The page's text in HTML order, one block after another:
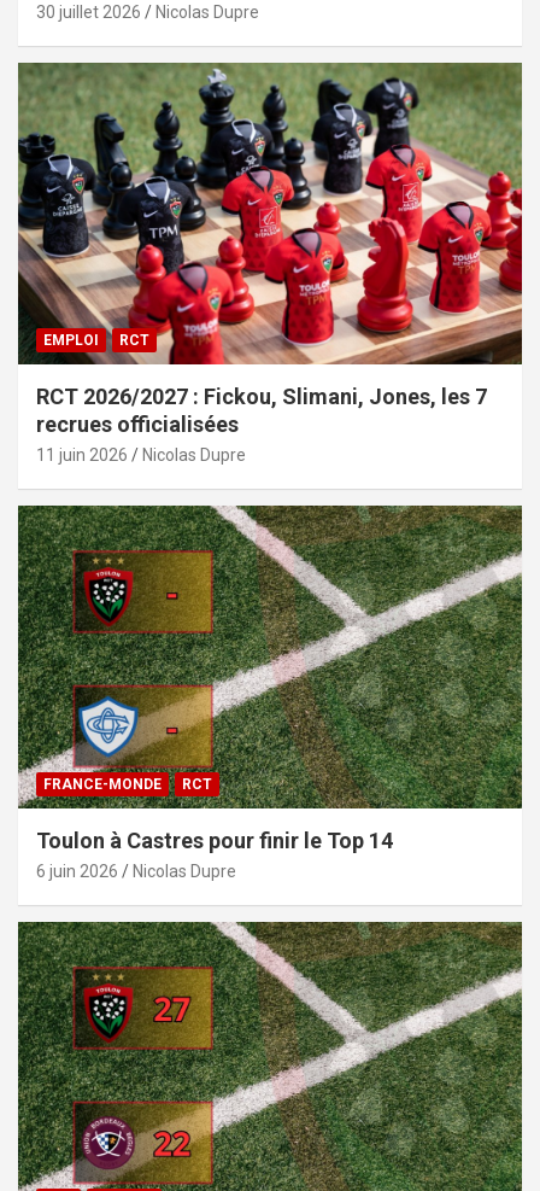
30 juillet 2026 Nicolas Dupre
EMPLOI RCT
RCT 2026/2027 : Fickou, Slimani, Jones, les 7
recrues officialisées
11 juin 2026 Nicolas Dupre
FRANCE-MONDE RCT
Toulon à Castres pour finir le Top 14
6 juin 2026 Nicolas Dupre